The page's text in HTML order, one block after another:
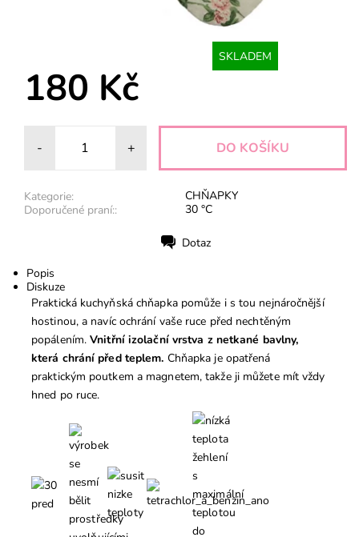
SKLADEM
180 Kč
- +
Kategorie:
CHŇAPKY
Doporučené praní::
30 °C
Dotaz
Popis
Diskuze
Praktická kuchyňská chňapka pomůže i s tou nejnáročnější
hostinou, a navíc ochrání vaše ruce před nechtěným
popálením.Vnitřní izolační vrstva z netkané bavlny,
která chrání před teplem. Chňapka je opatřená
praktickým poutkem a magnetem, takže ji můžete mít vždy
hned po ruce.